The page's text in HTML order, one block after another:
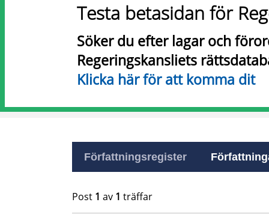
Testa betasidan för
Söker du efter lagar och
Regeringskansliets
Klicka här för att komma dit
Författningsregister
Post 1 av 1 träffar